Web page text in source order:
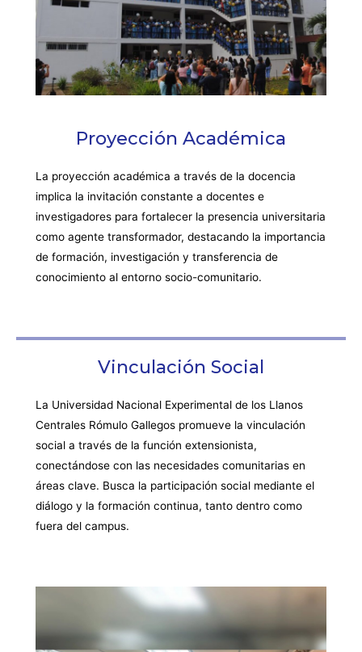
Proyección Académica
La proyección académica a través de la docencia
implica la invitación constante a docentes e
investigadores para fortalecer la presencia universitaria
como agente transformador, destacando la importancia
de formación, investigación y transferencia de
conocimiento al entorno socio-comunitario.
Vinculación Social
La Universidad Nacional Experimental de los Llanos
Centrales Rómulo Gallegos promueve la vinculación
social a través de la función extensionista,
conectándose con las necesidades comunitarias en
áreas clave. Busca la participación social mediante el
diálogo y la formación continua, tanto dentro como
fuera del campus.